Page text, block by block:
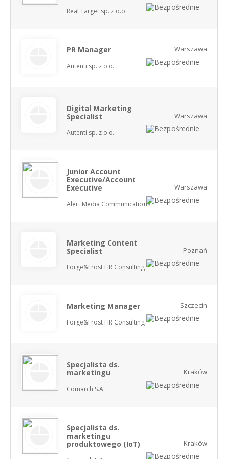
Real Target sp. z o.o.
PR Manager
Autenti sp. z o.o.
Warszawa
Digital Marketing
Specialist
Autenti sp. z o.o.
Warszawa
Junior Account
Executive/Account
Executive
Alert Media Communications
Warszawa
Marketing Content
Specialist
Forge&Frost HR Consulting
Poznań
Marketing Manager
Forge&Frost HR Consulting
Szczecin
Specjalista ds.
marketingu
Comarch S.A.
Kraków
Specjalista ds.
marketingu
produktowego (IoT)
Kraków